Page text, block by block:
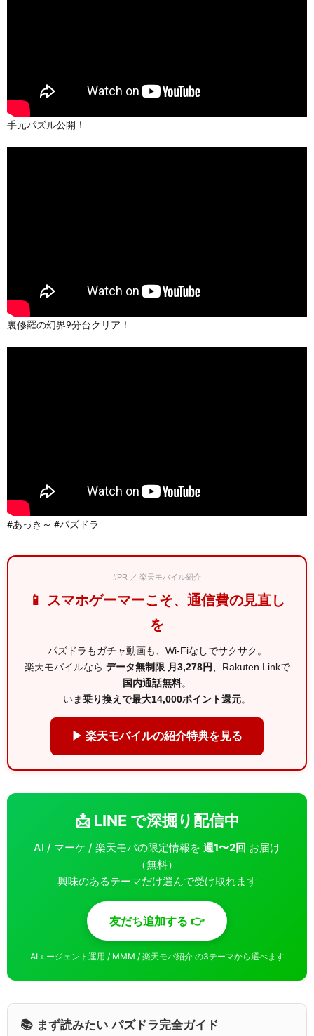
手元パズル公開！
裏修羅の幻界9分台クリア！
#あっき～ #パズドラ
#PR ／ 楽天モバイル紹介
📱 スマホゲーマーこそ、通信費の見直し
を
パズドラもガチャ動画も、Wi-Fiなしでサクサク。
楽天モバイルなら データ無制限 月3,278円、Rakuten Linkで
国内通話無料。
いま乗り換えで最大14,000ポイント還元。
▶ 楽天モバイルの紹介特典を見る
📩 LINE で深掘り配信中
AI / マーケ / 楽天モバの限定情報を 週1〜2回 お届け
（無料）
興味のあるテーマだけ選んで受け取れます
友だち追加する 👉
AIエージェント運用 / MMM / 楽天モバ紹介 の3テーマから選べます
📚 まず読みたい パズドラ完全ガイド